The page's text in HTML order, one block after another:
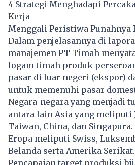
4 Strategi Menghadapi
Kerja
Menggali Peristiwa Punahnya
Dalam penjelasannya di
manajemen PT Timah
logam timah produk
pasar di luar negeri (ekspor)
untuk memenuhi pasar
Negara-negara yang menjadi
antara lain Asia yang meliputi
Taiwan, China, dan
Eropa meliputi Swiss,
Belanda serta Amerika Serikat.
Pencapaian target produksi